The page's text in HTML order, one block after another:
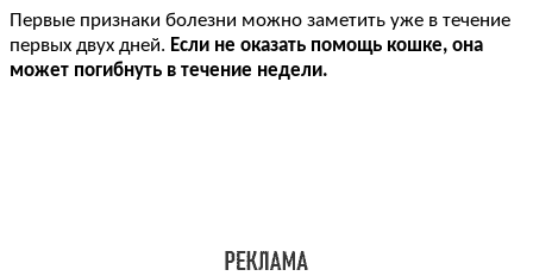
Первые признаки болезни можно заметить уже в течение
первых двух дней. Если не оказать помощь кошке, она
может погибнуть в течение недели.